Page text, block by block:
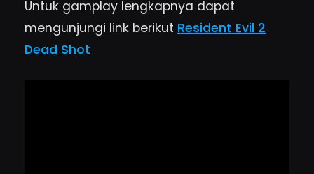
Untuk gamplay lengkapnya dapat
mengunjungi link berikut Resident Evil 2
Dead Shot